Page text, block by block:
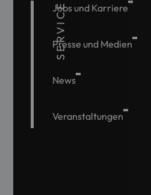
SERVICE
Jobs und Karriere
Presse und Medien
News
Veranstaltungen